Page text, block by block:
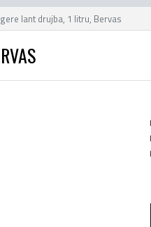
lant drujba, 1 litru, Bervas